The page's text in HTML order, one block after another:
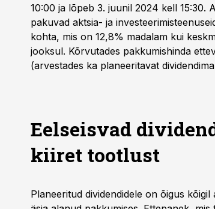
10:00 ja lõpeb 3. juunil 2024 kell 15:30.
pakuvad aktsia- ja
kohta, mis on 12,8% madalam kui
jooksul. Kõrvutades pakkumishinda
(arvestades ka planeeritavat
Eelseisvad
kiiret tootlust
Planeeritud dividendidele on õigus